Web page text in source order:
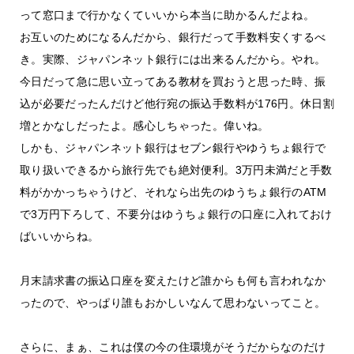
って窓口まで行かなくていいから本当に助かるんだよね。
お互いのためになるんだから、銀行だって手数料安くするべ
き。実際、ジャパンネット銀行には出来るんだから。やれ。
今日だって急に思い立ってある教材を買おうと思った時、振
込が必要だったんだけど他行宛の振込手数料が176円。休日割
増とかなしだったよ。感心しちゃった。偉いね。
しかも、ジャパンネット銀行はセブン銀行やゆうちょ銀行で
取り扱いできるから旅行先でも絶対便利。3万円未満だと手数
料がかかっちゃうけど、それなら出先のゆうちょ銀行のATM
で3万円下ろして、不要分はゆうちょ銀行の口座に入れておけ
ばいいからね。
月末請求書の振込口座を変えたけど誰からも何も言われなか
ったので、やっぱり誰もおかしいなんて思わないってこと。
さらに、まぁ、これは僕の今の住環境がそうだからなのだけ